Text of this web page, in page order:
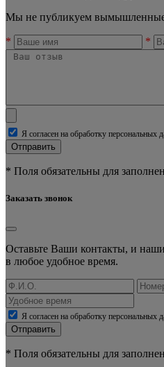
Мы не публикуем вымышленные
* *
Я согласен на обработку персональных
Отправить
* Поля обязательны для
Заказать звонок
Оставьте Ваши контакты, и
в любое удобное время.
Я согласен на обработку персональных
Отправить
* Поля обязательны для